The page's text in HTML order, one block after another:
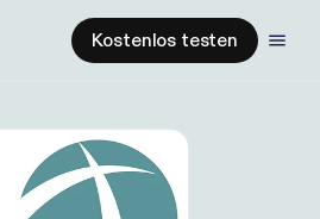
Kostenlos testen